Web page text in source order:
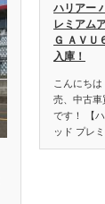
ハリアー
レミアム
Ｇ ＡＶＵ
入庫！
こんにち
売、中古車
です！ 【
ッド プレ